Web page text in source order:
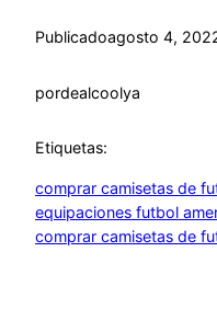
Publicadoagosto 4,
pordealcoolya
Etiquetas:
comprar camisetas de
equipaciones futbol
comprar camisetas de